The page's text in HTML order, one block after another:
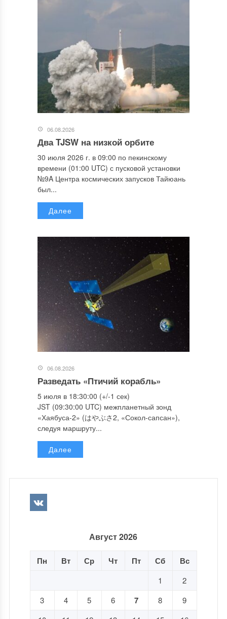
06.08.2026
Два TJSW на низкой орбите
30 июля 2026 г. в 09:00 по пекинскому
времени (01:00 UTC) с пусковой установки
№9A Центра космических запусков Тайюань
был...
Далее
06.08.2026
Разведать «Птичий корабль»
5 июля в 18:30:00 (+/-1 сек)
JST (09:30:00 UTC) межпланетный зонд
«Хаябуса-2» (はやぶさ2, «Сокол-сапсан»),
следуя маршруту...
Далее
Август 2026
Пн Вт Ср Чт Пт Сб Вс
1
2
3
4 5 6 7 8
9